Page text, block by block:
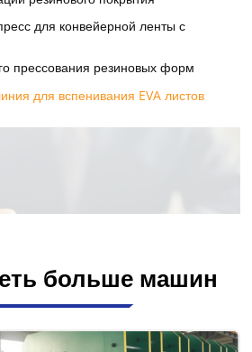
для конвейерной ленты с
прессования резиновых форм
для вспенивания EVA листов
больше машин